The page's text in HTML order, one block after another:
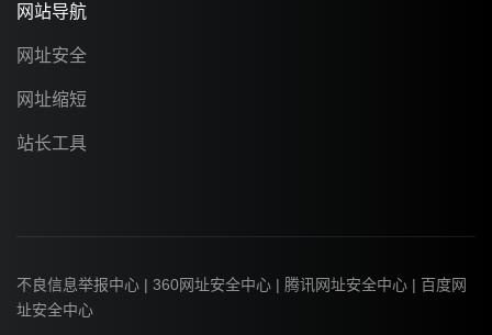
网站导航
网址安全
网址缩短
站长工具
不良信息举报中心 | 360网址安全中心 | 腾讯网址安全中心 | 百度网
址安全中心